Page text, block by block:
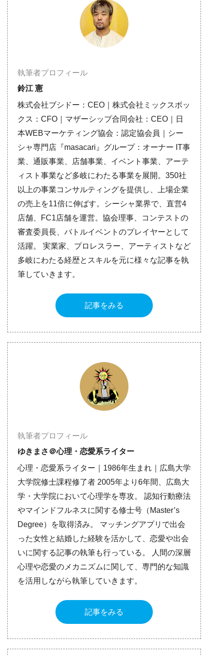
執筆者プロフィール
鈴江 憲
株式会社ブシドー：CEO｜株式会社ミックスボッ
クス：CFO｜マザーシップ合同会社：CEO｜日
本WEBマーケティング協会：認定協会員｜シー
シャ専門店『masacari』グループ：オーナー IT事
業、通販事業、店舗事業、イベント事業、アーテ
ィスト事業など多岐にわたる事業を展開。350社
以上の事業コンサルティングを提供し、上場企業
の売上を11倍に伸ばす。シーシャ業界で、直営4
店舗、FC1店舗を運営。協会理事、コンテストの
審査委員長、バトルイベントのプレイヤーとして
活躍。 実業家、プロレスラー、アーティストなど
多岐にわたる経歴とスキルを元に様々な記事を執
筆していきます。
記事をみる
執筆者プロフィール
ゆきまさ＠心理・恋愛系ライター
心理・恋愛系ライター｜1986年生まれ｜広島大学
大学院修士課程修了者 2005年より6年間、広島大
学・大学院において心理学を専攻。 認知行動療法
やマインドフルネスに関する修士号（Master’s
Degree）を取得済み。 マッチングアプリで出会
った女性と結婚した経験を活かして、恋愛や出会
いに関する記事の執筆も行っている。 人間の深層
心理や恋愛のメカニズムに関して、専門的な知識
を活用しながら執筆していきます。
記事をみる